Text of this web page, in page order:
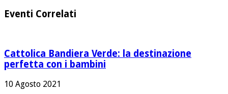
Eventi Correlati
Cattolica Bandiera Verde: la destinazione
perfetta con i bambini
10 Agosto 2021